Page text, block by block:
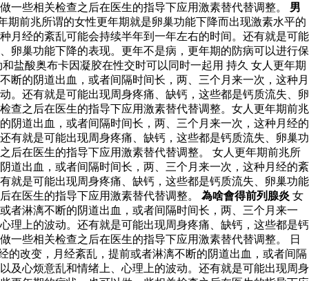
一些相关检查之后在医生的指导下应用激素替代替调整。 男
期前兆所谓的女性更年期就是卵巢功能下降而出现激素水平的
月经的紊乱可能会持续半年到一年左右的时间。还有就是可能
卵巢功能下降的表现。更年不是病，更年期的防病可以进行保
盐酸奥布卡因凝胶在性交时可以同时一起用 持久 女人更年期
断的阴道出血，或者间隔时间长，两、三个月来一次，这种月
。还有就是可能出现周身疼痛、缺钙，这些都是钙质流失、卵
查之后在医生的指导下应用激素替代替调整。女人更年期前兆
阴道出血，或者间隔时间长，两、三个月来一次，这种月经的
有就是可能出现周身疼痛、缺钙，这些都是钙质流失、卵巢功
后在医生的指导下应用激素替代替调整。 女人更年期前兆所
道出血，或者间隔时间长，两、三个月来一次，这种月经的紊
就是可能出现周身疼痛、缺钙，这些都是钙质流失、卵巢功能
在医生的指导下应用激素替代替调整。 為啥會得前列腺炎 女
者淋漓不断的阴道出血，或者间隔时间长，两、三个月来一
理上的波动。还有就是可能出现周身疼痛、缺钙，这些都是钙
一些相关检查之后在医生的指导下应用激素替代替调整。 日
改变，月经紊乱，提前或者淋漓不断的阴道出血，或者间隔
及心烦意乱和情绪上、心理上的波动。还有就是可能出现周身